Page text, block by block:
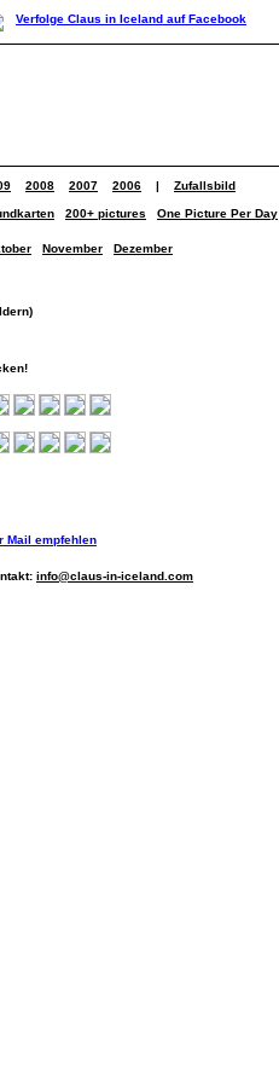
2008 2007 2006 | Zufallsbild
200+ pictures One Picture Per Day
November Dezember
info@claus-in-iceland.com